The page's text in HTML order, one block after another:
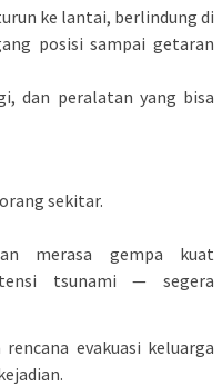
ke lantai, berlindung di
posisi sampai getaran
dan peralatan yang bisa
sekitar.
merasa gempa kuat
tsunami — segera
evakuasi keluarga